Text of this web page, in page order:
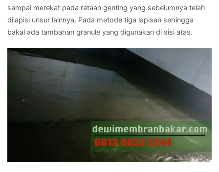
sampai merekat pada rataan genting yang sebelumnya telah
dilapisi unsur lainnya. Pada metode tiga lapisan sehingga
bakal ada tambahan granule yang digunakan di sisi atas.